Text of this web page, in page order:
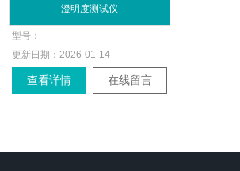
澄明度测试仪
型号：
更新日期： 2026-01-14
查看详情 在线留言